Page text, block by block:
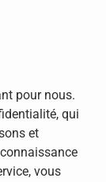
pour nous.
qui
et
vous